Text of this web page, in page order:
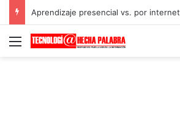
Aprendizaje presencial vs. por internet
Menú